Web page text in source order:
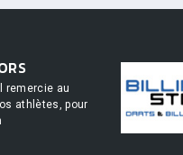
remercie au
athlètes, pour